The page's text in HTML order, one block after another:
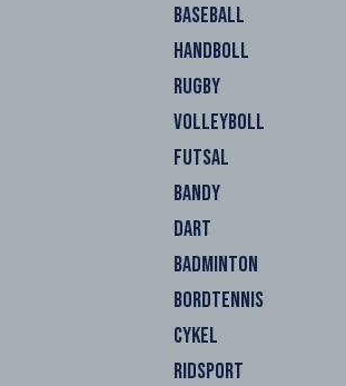
BASEBALL
HANDBOLL
RUGBY
VOLLEYBOLL
FUTSAL
BANDY
DART
BADMINTON
BORDTENNIS
CYKEL
RIDSPORT